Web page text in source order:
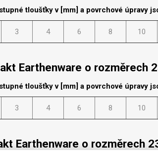
Lamináty s
ekologickou
pryskyřicí
recyklovanou
kůží
imi-beton
tloušťky v [mm] a povrchové úpravy
3 4 6 8 10
Earthenware o rozměrech
tloušťky v [mm] a povrchové úpravy
3 4 6 8 10
Earthenware o rozměrech